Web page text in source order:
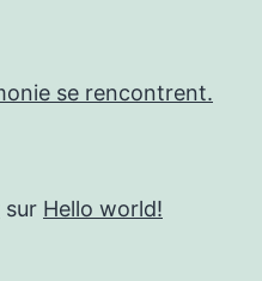
se rencontrent.
sur Hello world!